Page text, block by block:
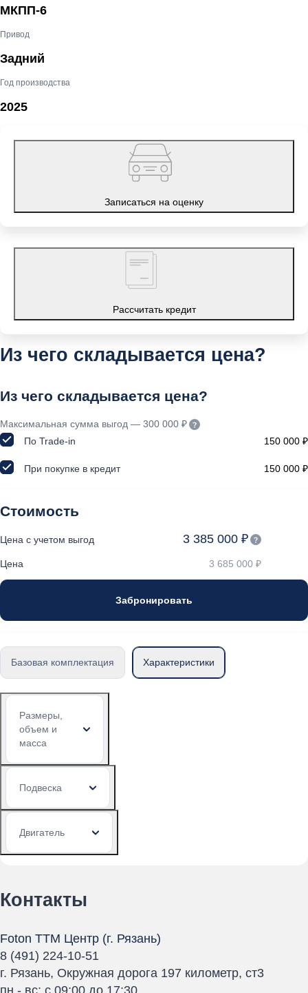
МКПП-6
Привод
Задний
Год производства
2025
Записаться на оценку
Рассчитать кредит
Из чего складывается цена?
Из чего складывается цена?
Максимальная сумма выгод — 300 000 ₽
По Trade-in
150 000 ₽
При покупке в кредит 150 000 ₽
Стоимость
Цена с учетом выгод 3 385 000 ₽
Цена 3 685 000 ₽
Забронировать
Базовая комплектация Характеристики
Размеры,
объем и
масса
Подвеска
Двигатель
Контакты
Foton ТТМ Центр (г. Рязань)
8 (491) 224-10-51
г. Рязань, Окружная дорога 197 километр, ст3
пн - вс: c 09:00 до 17:30